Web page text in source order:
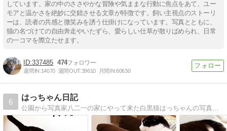
しています。家の中のささやかな冒険や気ままな行動に焦点をあて、ユー
モアと温かさを絶妙に交錯させる文章が特徴です。飼い主視点のストーリ
ーは、読者の共感と微笑みを誘う仕掛けになっています。写真とともに、
猫の名づけての自由奔走やいたずら、愛らしい仕草が散りばめられ、日常
の一コマを際立たせます。
337485 474
週間IN:14070 週間OUT:39610 月間IN:60630
6
はっちゃん日記